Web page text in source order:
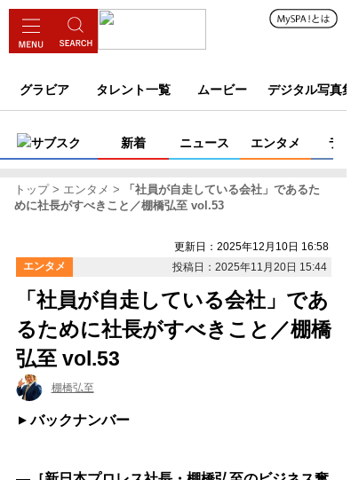
グラビア タレント一覧 ムービー デジタル写真集
サブスク 新着 ニュース エンタメ ライフ
トップ エンタメ
「社員が自走している会社」であるた
めに社長がすべきこと／棚橋弘至 vol.53
更新日：2025年12月10日 16:58
エンタメ
投稿日：2025年11月20日 15:44
「社員が自走している会社」であ
るために社長がすべきこと／棚橋
弘至 vol.53
棚橋弘至
バックナンバー